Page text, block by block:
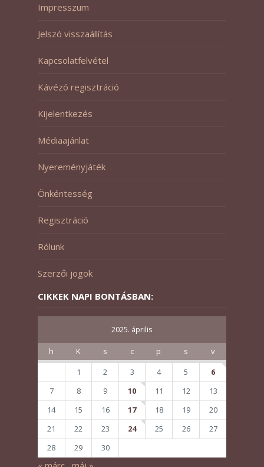
Impresszum
Jelszó visszaállítás
Kapcsolatfelvétel
Kávézó regisztráció
Kijelentkezés
Médiaajánlat
Nyereményjáték
Önkéntesség
Regisztráció
Rólunk
Szerzői jogok
CIKKEK NAPI BONTÁSBAN:
2025. április
h K s c p s
v
1
2 3 4 5
6
7
8 9 10 11 12
13
14
15 16 17 18 19
20
21
22 23 24 25 26
27
28
29 30